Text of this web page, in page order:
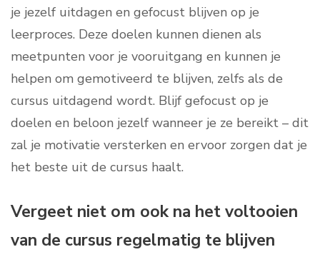
je jezelf uitdagen en gefocust blijven op je
leerproces. Deze doelen kunnen dienen als
meetpunten voor je vooruitgang en kunnen je
helpen om gemotiveerd te blijven, zelfs als de
cursus uitdagend wordt. Blijf gefocust op je
doelen en beloon jezelf wanneer je ze bereikt – dit
zal je motivatie versterken en ervoor zorgen dat je
het beste uit de cursus haalt.
Vergeet niet om ook na het voltooien
van de cursus regelmatig te blijven